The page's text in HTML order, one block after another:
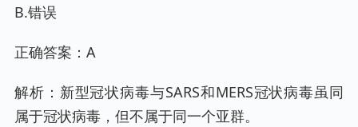
B.错误
正确答案：A
解析：新型冠状病毒与SARS和MERS冠状病毒虽同
属于冠状病毒，但不属于同一个亚群。